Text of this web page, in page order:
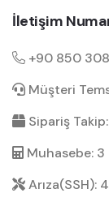
İletişim
+90 850
Müşteri
Sipariş
Muhasebe: 3
Arıza(SSH): 4